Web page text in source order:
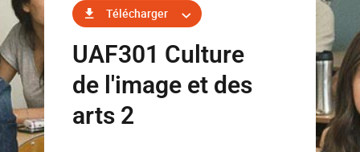
Télécharger
UAF301 Culture
de l'image et des
arts 2